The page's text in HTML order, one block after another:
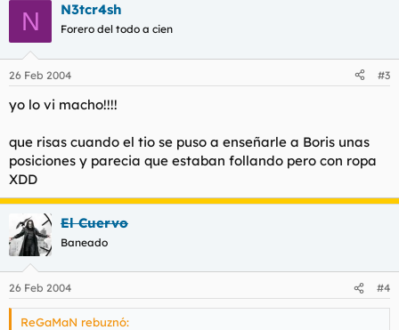
N N3tcr4sh
Forero del todo a cien
26 Feb 2004 #3
yo lo vi macho!!!!
que risas cuando el tio se puso a enseñarle a Boris unas
posiciones y parecia que estaban follando pero con ropa
XDD
El Cuervo
Baneado
26 Feb 2004 #4
ReGaMaN rebuznó: